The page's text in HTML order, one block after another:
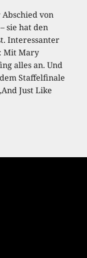
von
sie hat den
Interessanter
Mit Mary
alles an. Und
Staffelfinale
Just Like